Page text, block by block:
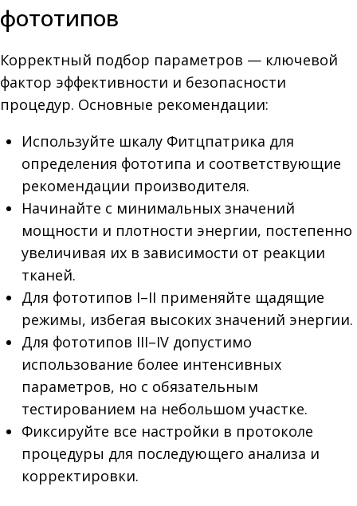
фототипов
Корректный подбор параметров — ключевой
фактор эффективности и безопасности
процедур. Основные рекомендации:
Используйте шкалу Фитцпатрика для
определения фототипа и соответствующие
рекомендации производителя.
Начинайте с минимальных значений
мощности и плотности энергии, постепенно
увеличивая их в зависимости от реакции
тканей.
Для фототипов I–II применяйте щадящие
режимы, избегая высоких значений энергии.
Для фототипов III–IV допустимо
использование более интенсивных
параметров, но с обязательным
тестированием на небольшом участке.
Фиксируйте все настройки в протоколе
процедуры для последующего анализа и
корректировки.